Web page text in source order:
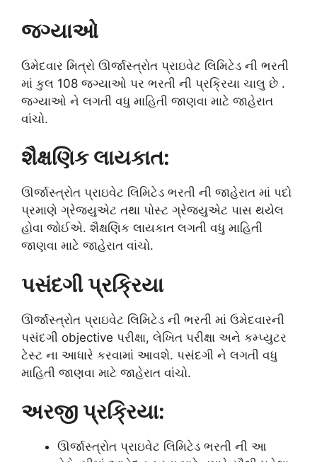
જગ્યાઓ
ઉમેદવાર મિત્રો ઊર્જાસ્ત્રોત પ્રાઇવેટ લિમિટેડ ની ભરતી
માં કુલ 108 જગ્યાઓ પર ભરતી ની પ્રક્રિયા ચાલુ છે .
જગ્યાઓ ને લગતી વધુ માહિતી જાણવા માટે જાહેરાત
વાંચો.
શૈક્ષણિક લાયકાત:
ઊર્જાસ્ત્રોત પ્રાઇવેટ લિમિટેડ ભરતી ની જાહેરાત માં પદો
પ્રમાણે ગ્રેજ્યુએટ તથા પોસ્ટ ગ્રેજ્યુએટ પાસ થયેલ
હોવા જોઈએ. શૈક્ષણિક લાયકાત લગતી વધુ માહિતી
જાણવા માટે જાહેરાત વાંચો.
પસંદગી પ્રક્રિયા
ઊર્જાસ્ત્રોત પ્રાઇવેટ લિમિટેડ ની ભરતી માં ઉમેદવારની
પસંદગી objective પરીક્ષા, લેખિત પરીક્ષા અને કમ્પ્યુટર
ટેસ્ટ ના આધારે કરવામાં આવશે. પસંદગી ને લગતી વધુ
માહિતી જાણવા માટે જાહેરાત વાંચો.
અરજી પ્રક્રિયા:
ઊર્જાસ્ત્રોત પ્રાઇવેટ લિમિટેડ ભરતી ની આ